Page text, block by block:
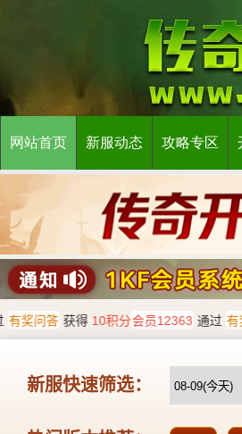
网站首页 新服动态 攻略专区